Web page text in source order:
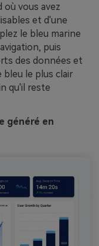
vous avez
et d'une
le bleu marine
puis
des données et
bleu le plus clair
qu'il reste
généré en